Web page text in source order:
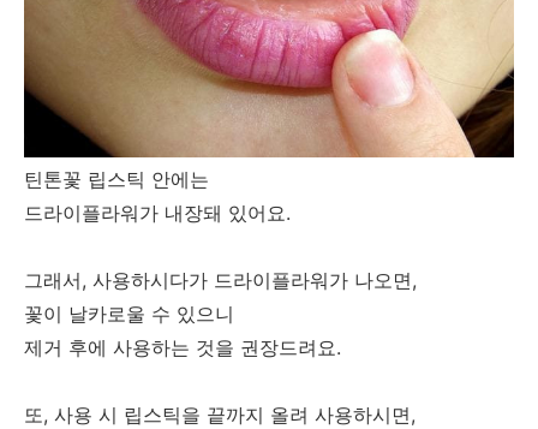
틴톤꽃 립스틱 안에는
드라이플라워가 내장돼 있어요.
그래서, 사용하시다가 드라이플라워가 나오면,
꽃이 날카로울 수 있으니
제거 후에 사용하는 것을 권장드려요.
또, 사용 시 립스틱을 끝까지 올려 사용하시면,